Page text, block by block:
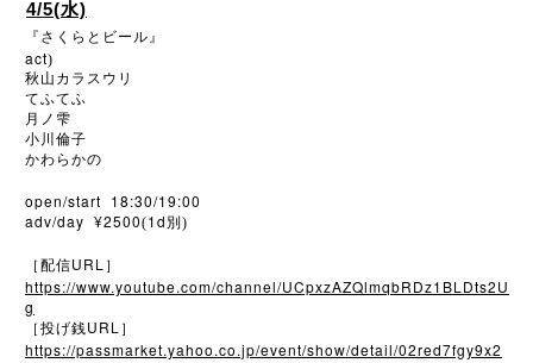
4/5(水)
『さくらとビール』
act)
秋山カラスウリ
てふてふ
月ノ雫
小川倫子
かわらかの
open/start 18:30/19:00
adv/day ¥2500(1d 別)
［配信URL ］
https://www.youtube.com/channel/UCpxzAZQlmqbRDz1BLDts2U
g
［投げ銭URL ］
https://passmarket.yahoo.co.jp/event/show/detail/02red7fgy9x2